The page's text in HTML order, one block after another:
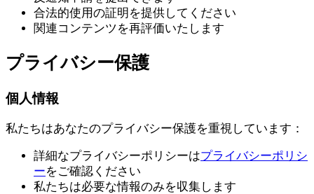
合法的使用の証明を提供してください
関連コンテンツを再評価いたします
プライバシー保護
個人情報
私たちはあなたのプライバシー保護を重視しています：
詳細なプライバシーポリシーはプライバシーポリシ
ーをご確認ください
私たちは必要な情報のみを収集します